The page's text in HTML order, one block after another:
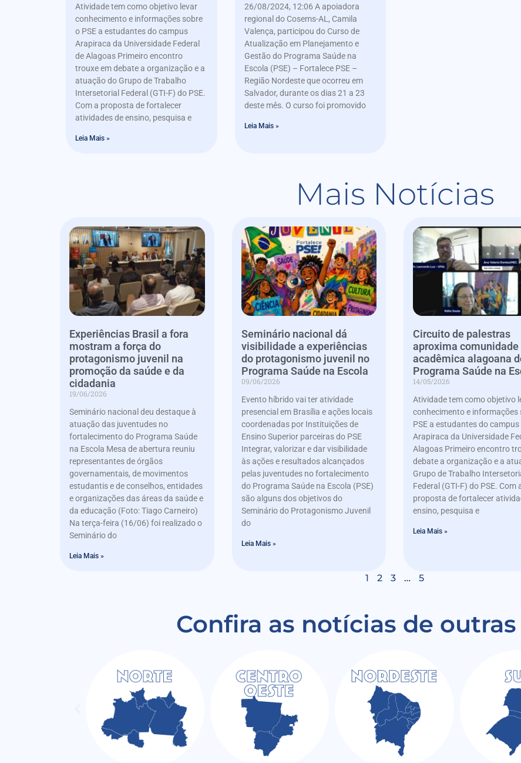
Atividade tem como objetivo levar
conhecimento e informações sobre
o PSE a estudantes do campus
Arapiraca da Universidade Federal
de Alagoas Primeiro encontro
trouxe em debate a organização e a
atuação do Grupo de Trabalho
Intersetorial Federal (GTI-F) do PSE.
Com a proposta de fortalecer
atividades de ensino, pesquisa e
Leia Mais »
26/08/2024, 12:06 A apoiadora
regional do Cosems-AL, Camila
Valença, participou do Curso de
Atualização em Planejamento e
Gestão do Programa Saúde na
Escola (PSE) – Fortalece PSE –
Região Nordeste que ocorreu em
Salvador, durante os dias 21 a 23
deste mês. O curso foi promovido
Leia Mais »
Mais Notícias
Experiências Brasil a fora
mostram a força do
protagonismo juvenil na
promoção da saúde e da
cidadania
19/06/2026
Seminário nacional deu destaque à
atuação das juventudes no
fortalecimento do Programa Saúde
na Escola Mesa de abertura reuniu
representantes de órgãos
governamentais, de movimentos
estudantis e de conselhos, entidades
e organizações das áreas da saúde e
da educação (Foto: Tiago Carneiro)
Na terça-feira (16/06) foi realizado o
Seminário do
Leia Mais »
Seminário nacional dá
visibilidade a experiências
do protagonismo juvenil no
Programa Saúde na Escola
09/06/2026
Evento híbrido vai ter atividade
presencial em Brasília e ações locais
coordenadas por Instituições de
Ensino Superior parceiras do PSE
Integrar, valorizar e dar visibilidade
às ações e resultados alcançados
pelas juventudes no fortalecimento
do Programa Saúde na Escola (PSE)
são alguns dos objetivos do
Seminário do Protagonismo Juvenil
do
Leia Mais »
Circuito de palestras
aproxima comunidade
acadêmica alagoana
Programa Saúde na
14/05/2026
Atividade tem como objetivo
conhecimento e informações
PSE a estudantes do campus
Arapiraca da Universidade
Alagoas Primeiro encontro
debate a organização e a
Grupo de Trabalho
Federal (GTI-F) do PSE. Com
proposta de fortalecer
ensino, pesquisa e
Leia Mais »
1 2 3 … 5
Confira as notícias de